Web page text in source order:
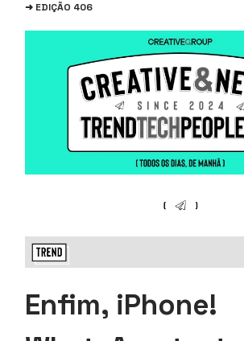
➜ EDIÇÃO 406
Enfim, iPhone!